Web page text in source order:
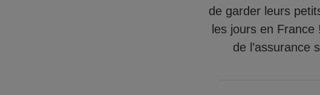
de garder leurs
les jours en
de l’assurance